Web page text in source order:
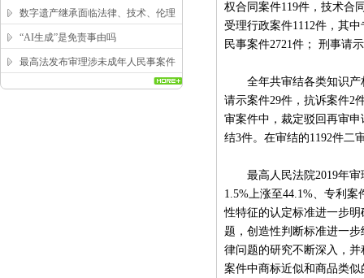
区别？
数字遗产继承面临法律、技术、伦理
三重困局，该如何突破？
“AI生成”是免责事由吗
最高法发布审理涉未成年人民事案件
权合同案件119件，技术合
受理行政案件1112件，其
民事案件2721件； 刑事请
全年共审结各类知识产权
请示案件29件，抗诉案件2
审案件中，裁定驳回再审申
结3件。在审结的1192件二
最高人民法院2019年审
1.5%上涨至44.1%、专利
性特征的认定标准进一步
题，创造性判断标准进一
律问题的研究不断深入，
案件中商标近似和商品类